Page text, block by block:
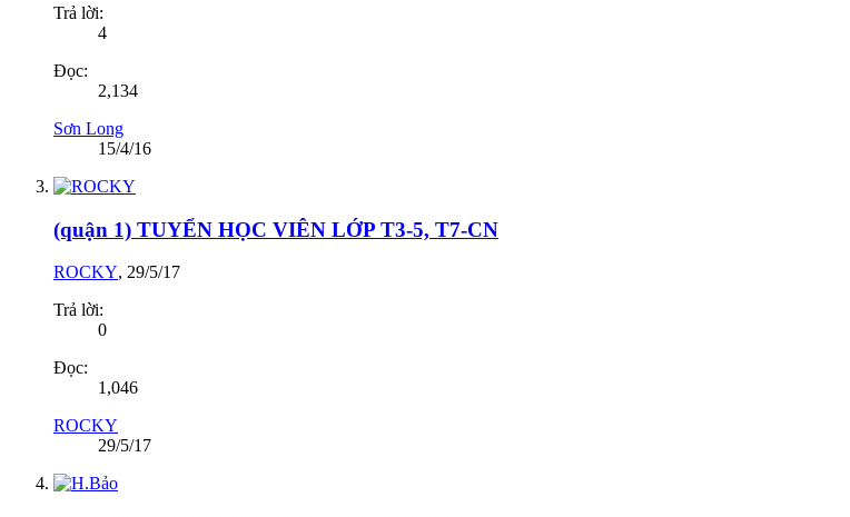
Trả lời:
4
Đọc:
2,134
Sơn Long
15/4/16
(quận 1) TUYỂN HỌC VIÊN LỚP T3-5, T7-CN
ROCKY, 29/5/17
Trả lời:
0
Đọc:
1,046
ROCKY
29/5/17